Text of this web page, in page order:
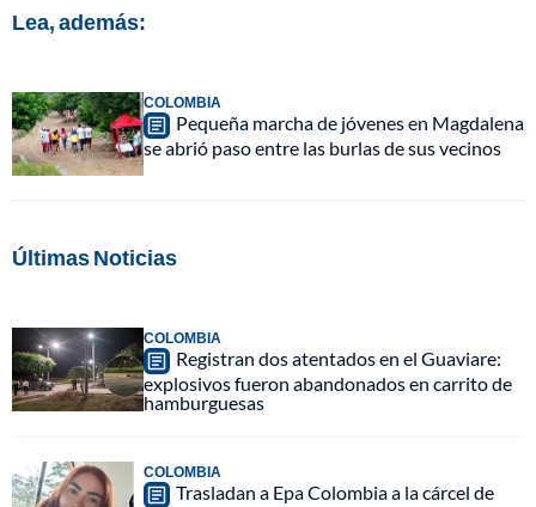
Lea, además:
COLOMBIA
Pequeña marcha de jóvenes en Magdalena
se abrió paso entre las burlas de sus vecinos
Últimas Noticias
COLOMBIA
Registran dos atentados en el Guaviare:
explosivos fueron abandonados en carrito de
hamburguesas
COLOMBIA
Trasladan a Epa Colombia a la cárcel de